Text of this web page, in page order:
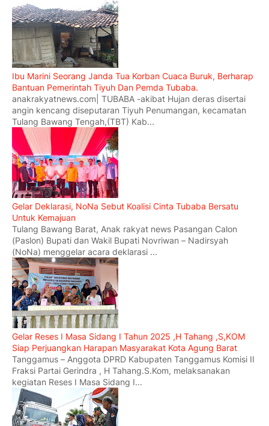
Ibu Marini Seorang Janda Tua Korban Cuaca Buruk, Berharap
Bantuan Pemerintah Tiyuh Dan Pemda Tubaba.
anakrakyatnews.com| TUBABA -akibat Hujan deras disertai
angin kencang diseputaran Tiyuh Penumangan, kecamatan
Tulang Bawang Tengah,(TBT) Kab...
Gelar Deklarasi, NoNa Sebut Koalisi Cinta Tubaba Bersatu
Untuk Kemajuan
Tulang Bawang Barat, Anak rakyat news Pasangan Calon
(Paslon) Bupati dan Wakil Bupati Novriwan – Nadirsyah
(NoNa) menggelar acara deklarasi ...
Gelar Reses I Masa Sidang I Tahun 2025 ,H Tahang ,S,KOM
Siap Perjuangkan Harapan Masyarakat Kota Agung Barat
Tanggamus – Anggota DPRD Kabupaten Tanggamus Komisi II
Fraksi Partai Gerindra , H Tahang.S.Kom, melaksanakan
kegiatan Reses I Masa Sidang I...